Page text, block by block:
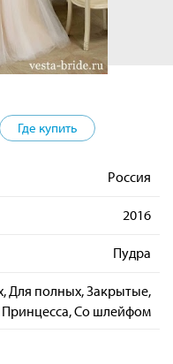
Где купить
Россия
2016
Пудра
Для полных, Закрытые,
Принцесса, Со шлейфом